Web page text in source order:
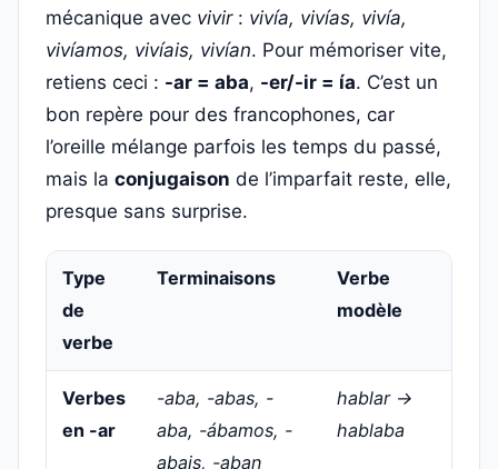
mécanique avec vivir: vivía, vivías, vivía,
vivíamos, vivíais, vivían. Pour mémoriser vite,
retiens ceci : -ar = aba, -er/-ir = ía. C’est un
bon repère pour des francophones, car
l’oreille mélange parfois les temps du passé,
mais la conjugaison de l’imparfait reste, elle,
presque sans surprise.
Type
de
verbe
Terminaisons
Verbe
modèle
Verbes
en -ar
-aba, -abas, -
aba, -ábamos, -
abais, -aban
hablar →
hablaba